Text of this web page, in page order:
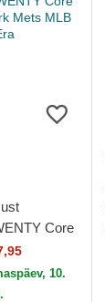
Core
Mets MLB
10.